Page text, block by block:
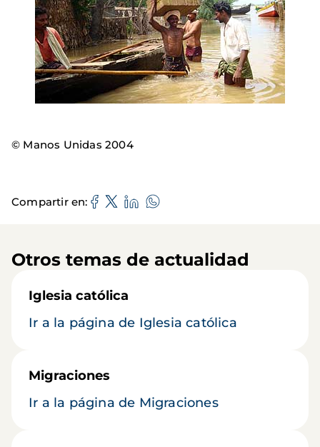
© Manos Unidas 2004
Compartir en
Otros temas de actualidad
Iglesia católica
Ir a la página de Iglesia católica
Migraciones
Ir a la página de Migraciones